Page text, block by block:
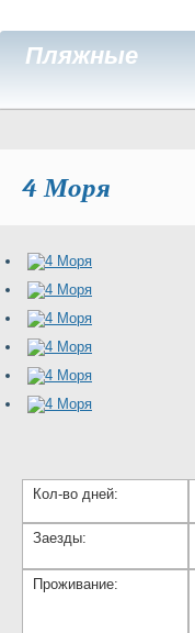
Пляжные
4 Моря
Кол-во дней:
Заезды:
Проживание: